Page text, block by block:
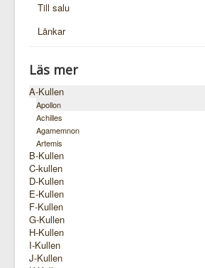
Till salu
Länkar
Läs mer
A-Kullen
Apollon
Achilles
Agamemnon
Artemis
B-Kullen
C-kullen
D-Kullen
E-Kullen
F-Kullen
G-Kullen
H-Kullen
I-Kullen
J-Kullen